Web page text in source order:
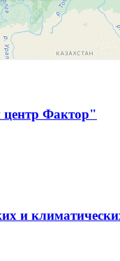
центр Фактор"
и